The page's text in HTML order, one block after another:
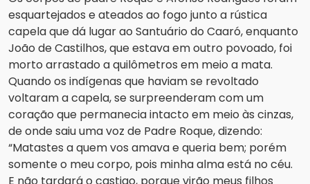
esquartejados e ateados ao fogo junto a rústica
capela que dá lugar ao Santuário do Caaró, enquanto
João de Castilhos, que estava em outro povoado, foi
morto arrastado a quilômetros em meio a mata.
Quando os indígenas que haviam se revoltado
voltaram a capela, se surpreenderam com um
coração que permanecia intacto em meio às cinzas,
de onde saiu uma voz de Padre Roque, dizendo:
“Matastes a quem vos amava e queria bem; porém
somente o meu corpo, pois minha alma está no céu.